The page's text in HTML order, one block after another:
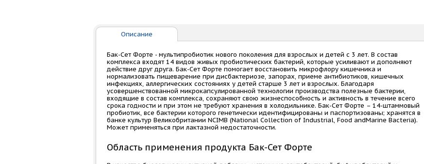
Описание
Бак-Сет Форте - мультипробиотик нового поколения для взрослых и детей с 3 лет. В состав
комплекса входят 14 видов живых пробиотических бактерий, которые усиливают и дополняют
действие друг друга. Бак-Сет Форте помогает восстановить микрофлору кишечника и
нормализовать пищеварение при дисбактериозе, запорах, приеме антибиотиков, кишечных
инфекциях, аллергических состояниях у детей старше 3 лет и взрослых. Благодаря
усовершенствованной микрокапсулированной технологии производства полезные бактерии,
входящие в состав комплекса, сохраняют свою жизнеспособность и активность в течение всего
срока годности и при этом не требуют хранения в холодильнике. Бак-Сет Форте – 14-штаммовый
пробиотик, все бактерии которого генетически идентифицированы и паспортизованы; хранятся в
банке культур Великобритании NCIMB (National Collection of Industrial, Food andMarine Bacteria).
Может применяться при лактазной недостаточности.
Область применения продукта Бак-Сет Форте